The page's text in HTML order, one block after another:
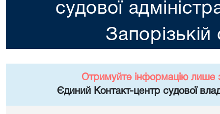
судової
Запорізькій
Отримуйте інформацію лише
Єдиний Контакт-центр судової